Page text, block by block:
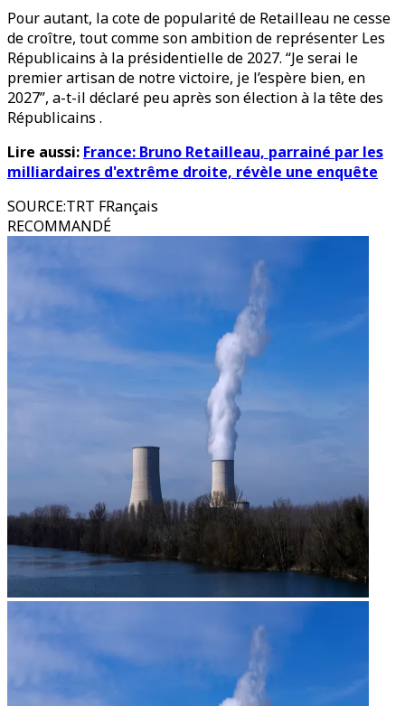
Pour autant, la cote de popularité de Retailleau ne cesse
de croître, tout comme son ambition de représenter Les
Républicains à la présidentielle de 2027. “Je serai le
premier artisan de notre victoire, je l’espère bien, en
2027”, a-t-il déclaré peu après son élection à la tête des
Républicains .
Lire aussi: France: Bruno Retailleau, parrainé par les
milliardaires d'extrême droite, révèle une enquête
SOURCE:TRT FRançais
RECOMMANDÉ